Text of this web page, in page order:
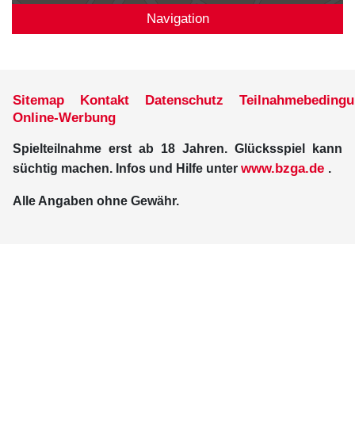
Navigation
Sitemap Kontakt Datenschutz
Online-Werbung
Spielteilnahme erst ab 18 Jahren. Glücksspiel kann
süchtig machen. Infos und Hilfe unter www.bzga.de .
Alle Angaben ohne Gewähr.